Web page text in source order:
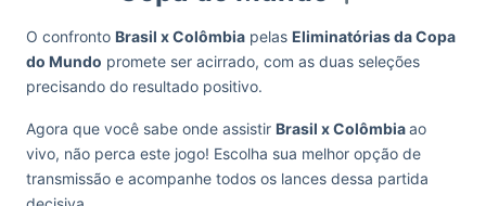
O confronto Brasil x Colômbia pelas Eliminatórias da Copa
do Mundo promete ser acirrado, com as duas seleções
precisando do resultado positivo.
Agora que você sabe onde assistir Brasil x Colômbiaao
vivo, não perca este jogo! Escolha sua melhor opção de
transmissão e acompanhe todos os lances dessa partida